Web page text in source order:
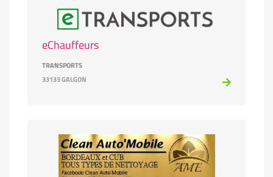
eChauffeurs
TRANSPORTS
33133 GALGON